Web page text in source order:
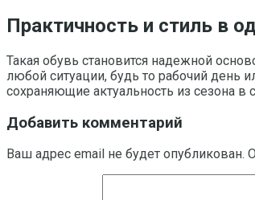
Практичность и стиль в
Такая обувь становится надежной
любой ситуации, будь то рабочий день
сохраняющие актуальность из сезона в
Добавить комментарий
Ваш адрес email не будет опубликован.